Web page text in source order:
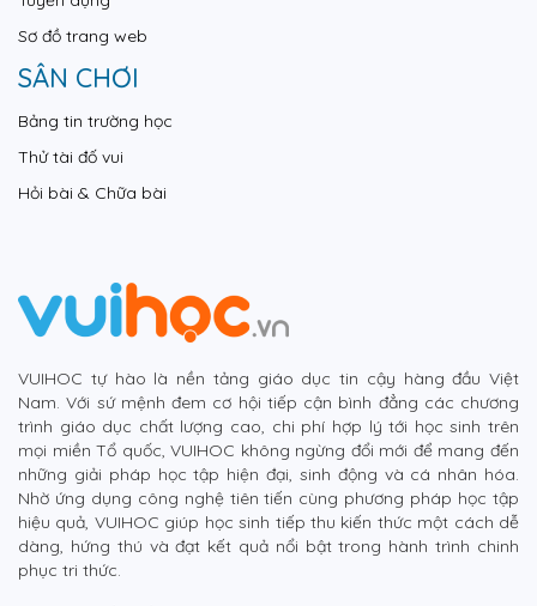
Sơ đồ trang web
SÂN CHƠI
Bảng tin trường học
Thử tài đố vui
Hỏi bài & Chữa bài
VUIHOC tự hào là nền tảng giáo dục tin cậy hàng đầu Việt
Nam. Với sứ mệnh đem cơ hội tiếp cận bình đẳng các chương
trình giáo dục chất lượng cao, chi phí hợp lý tới học sinh trên
mọi miền Tổ quốc, VUIHOC không ngừng đổi mới để mang đến
những giải pháp học tập hiện đại, sinh động và cá nhân hóa.
Nhờ ứng dụng công nghệ tiên tiến cùng phương pháp học tập
hiệu quả, VUIHOC giúp học sinh tiếp thu kiến thức một cách dễ
dàng, hứng thú và đạt kết quả nổi bật trong hành trình chinh
phục tri thức.